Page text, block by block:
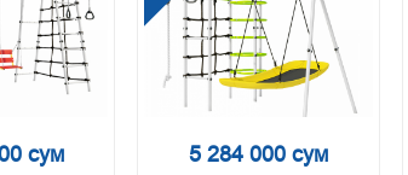
сум
5 284 000 сум